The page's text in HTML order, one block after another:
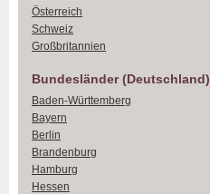
Österreich
Schweiz
Großbritannien
Bundesländer (Deutschland)
Baden-Württemberg
Bayern
Berlin
Brandenburg
Hamburg
Hessen